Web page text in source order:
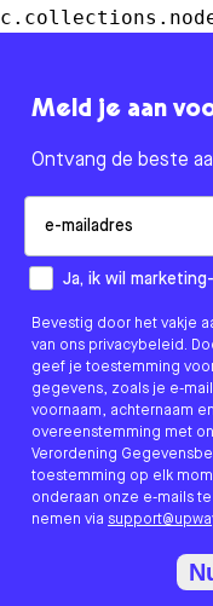
Meld je aan
Ontvang de beste
How would you like
Ja, ik wil
Bevestig door het vakje
van ons privacybeleid.
geef je toestemming
gegevens, zoals je e-
voornaam, achternaam
overeenstemming met
Verordening
toestemming op elk
onderaan onze e-mails
nemen via